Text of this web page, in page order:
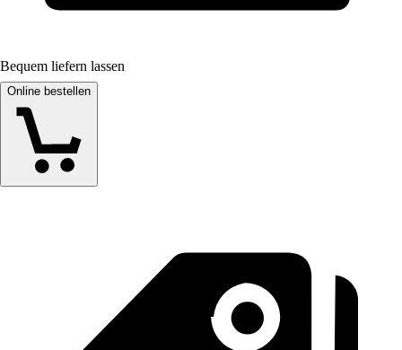
Bequem liefern lassen
Online bestellen